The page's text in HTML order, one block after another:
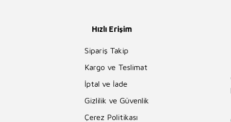
Hızlı Erişim
Sipariş Takip
Kargo ve Teslimat
İptal ve İade
Gizlilik ve Güvenlik
Çerez Politikası